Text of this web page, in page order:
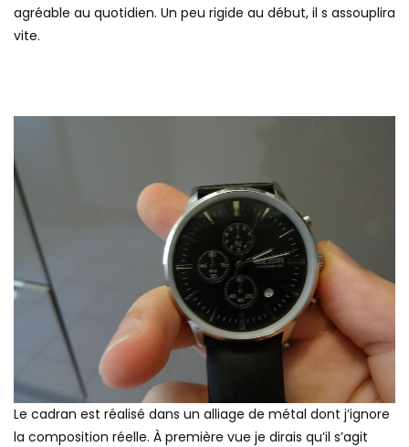
agréable au quotidien. Un peu rigide au début, il s assouplira
vite.
Le cadran est réalisé dans un alliage de métal dont j’ignore
la composition réelle. À première vue je dirais qu’il s’agit